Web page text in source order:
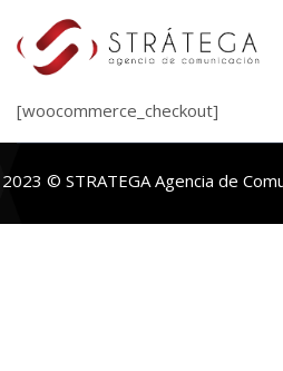
[woocommerce_checkout]
2023 © STRATEGA Agencia de